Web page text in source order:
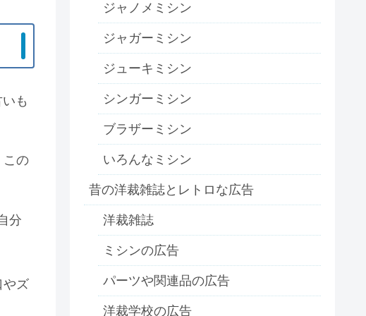
も
この
分
やズ
ジャノメミシン
ジャガーミシン
ジューキミシン
シンガーミシン
ブラザーミシン
いろんなミシン
昔の洋裁雑誌とレトロな広告
洋裁雑誌
ミシンの広告
パーツや関連品の広告
洋裁学校の広告